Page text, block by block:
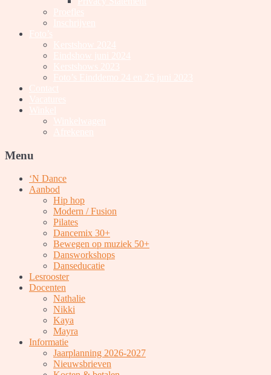
Menu
‘N Dance
Aanbod
Hip hop
Modern / Fusion
Pilates
Dancemix 30+
Bewegen op muziek 50+
Dansworkshops
Danseducatie
Lesrooster
Docenten
Nathalie
Nikki
Kaya
Mayra
Informatie
Jaarplanning 2026-2027
Nieuwsbrieven